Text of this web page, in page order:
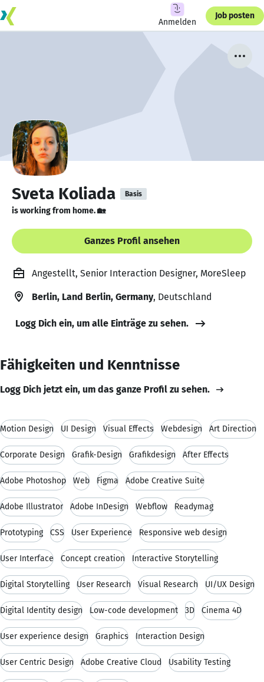
Anmelden
Job posten
Sveta Koliada Basis
is working from home. 🏡
Ganzes Profil ansehen
Angestellt, Senior Interaction Designer, MoreSleep
Berlin, Land Berlin, Germany, Deutschland
Logg Dich ein, um alle Einträge zu sehen.
Fähigkeiten und Kenntnisse
Logg Dich jetzt ein, um das ganze Profil zu sehen.
Motion Design UI Design Visual Effects Webdesign Art Direction
Corporate Design Grafik-Design Grafikdesign After Effects
Adobe Photoshop Web Figma Adobe Creative Suite
Adobe Illustrator Adobe InDesign Webflow Readymag
Prototyping CSS User Experience Responsive web design
User Interface Concept creation Interactive Storytelling
Digital Storytelling User Research Visual Research UI/UX Design
Digital Identity design Low-code development 3D Cinema 4D
User experience design Graphics Interaction Design
User Centric Design Adobe Creative Cloud Usability Testing